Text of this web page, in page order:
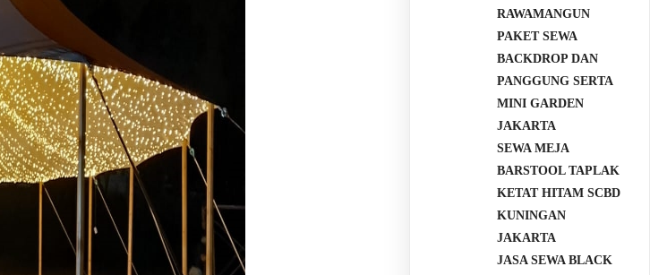
RAWAMANGUN
PAKET SEWA
BACKDROP DAN
PANGGUNG SERTA
MINI GARDEN
JAKARTA
SEWA MEJA
BARSTOOL TAPLAK
KETAT HITAM SCBD
KUNINGAN
JAKARTA
JASA SEWA BLACK